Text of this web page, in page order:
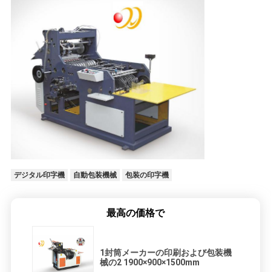
PRIVACY
デジタル印字機 自動包装機械 包装の印字機
最高の価格で
1封筒メーカーの印刷および包装機
械の2 1900×900×1500mm